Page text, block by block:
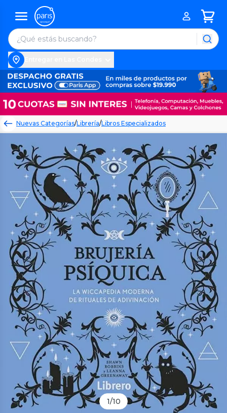
Nuevas Categorías/Librería/Libros Especializados
1/10